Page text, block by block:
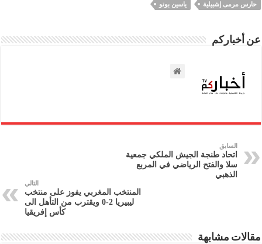
حارس مرمى إشبيلية
ياسين بونو
عن أخباركم
السابق
اتحاد طنجة الجيش الملكي جمعية
سلا والفتح الرياضي في المربع
الذهبي
التالي
المنتخب المغربي يفوز على منتخب
ليبيريا 2-0 ويقترب من التأهل الى
كأس إفريقيا
مقالات مشابهة